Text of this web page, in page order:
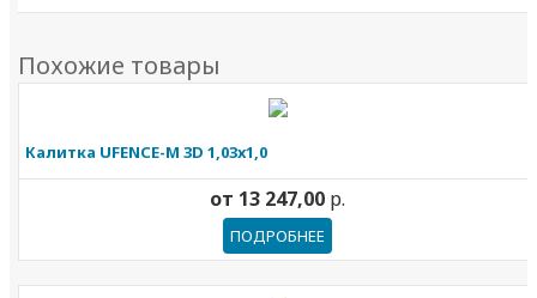
Похожие товары
Калитка UFENCE-M 3D 1,03х1,0
от 13 247,00 р.
ПОДРОБНЕЕ